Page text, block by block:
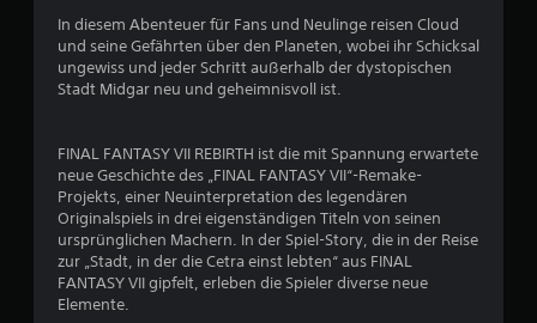
1
0
B
e
In diesem Abenteuer für Fans und Neulinge reisen Cloud
und seine Gefährten über den Planeten, wobei ihr Schicksal
ungewiss und jeder Schritt außerhalb der dystopischen
Stadt Midgar neu und geheimnisvoll ist.
FINAL FANTASY VII REBIRTH ist die mit Spannung erwartete
neue Geschichte des „FINAL FANTASY VII“-Remake-
Projekts, einer Neuinterpretation des legendären
Originalspiels in drei eigenständigen Titeln von seinen
ursprünglichen Machern. In der Spiel-Story, die in der Reise
zur „Stadt, in der die Cetra einst lebten“ aus FINAL
FANTASY VII gipfelt, erleben die Spieler diverse neue
Elemente.